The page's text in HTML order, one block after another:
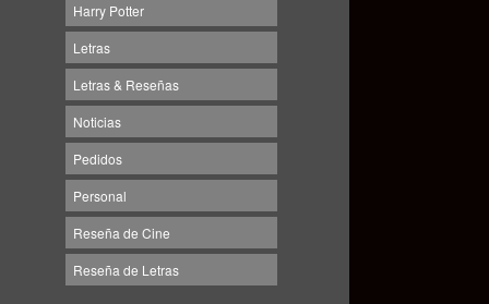
Harry Potter
Letras
Letras & Reseñas
Noticias
Pedidos
Personal
Reseña de Cine
Reseña de Letras